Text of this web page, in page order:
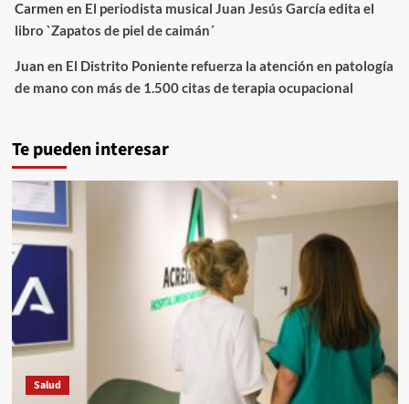
Carmen en El periodista musical Juan Jesús García edita el
libro `Zapatos de piel de caimán´
Juan en El Distrito Poniente refuerza la atención en patología
de mano con más de 1.500 citas de terapia ocupacional
Te pueden interesar
Salud